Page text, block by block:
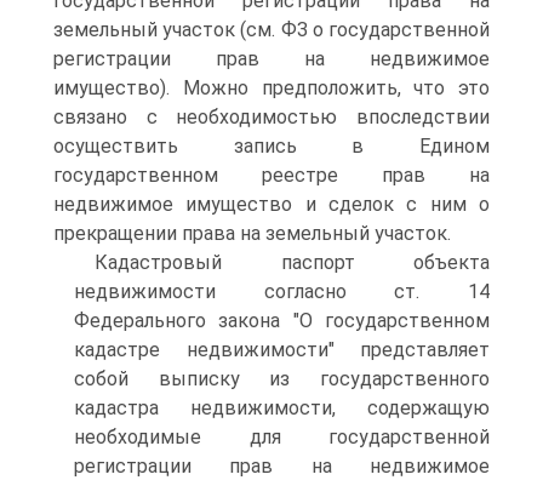
земельный участок (см. ФЗ о государственной
регистрации прав на недвижимое
имущество). Можно предположить, что это
связано с необходимостью впоследствии
осуществить запись в Едином
государственном реестре прав на
недвижимое имущество и сделок с ним о
прекращении права на земельный участок.
Кадастровый паспорт объекта
недвижимости согласно ст. 14
Федерального закона "О государственном
кадастре недвижимости" представляет
собой выписку из государственного
кадастра недвижимости, содержащую
необходимые для государственной
регистрации прав на недвижимое